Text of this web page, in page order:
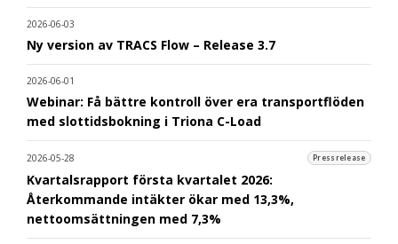
2026-06-03
Ny version av TRACS Flow – Release 3.7
2026-06-01
Webinar: Få bättre kontroll över era transportflöden
med slottidsbokning i Triona C-Load
2026-05-28 Pressrelease
Kvartalsrapport första kvartalet 2026:
Återkommande intäkter ökar med 13,3%,
nettoomsättningen med 7,3%